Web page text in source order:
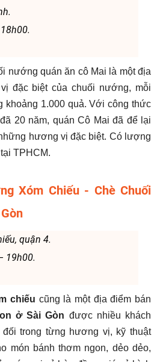
nướng quán ăn cô Mai là một địa
đặc biệt của chuối nướng, mỗi
khoảng 1.000 quả. Với công thức
20 năm, quán Cô Mai đã để lại
hương vị đặc biệt. Có lượng
TPHCM.
Xóm Chiếu - Chè Chuối
quận 4.
19h00.
chiếu cũng là một địa điểm bán
ở Sài Gòn được nhiều khách
trong từng hương vị, kỹ thuật
món bánh thơm ngon, dẻo dẻo,